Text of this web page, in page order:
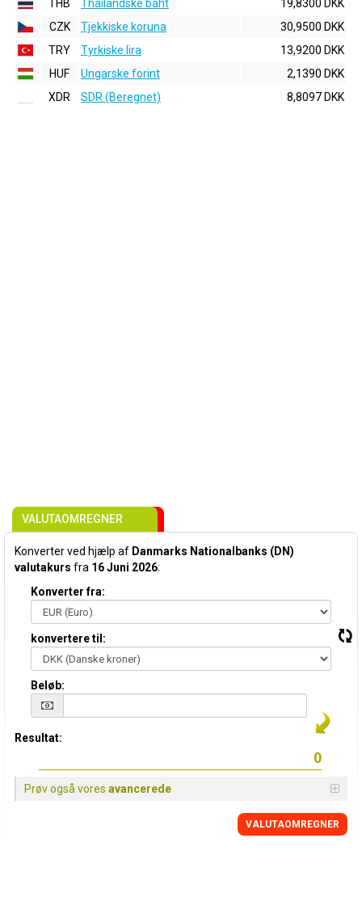
THB
Thailandske baht
19,8300 DKK
CZK
Tjekkiske koruna
30,9500 DKK
TRY
Tyrkiske lira
13,9200 DKK
HUF
Ungarske forint
2,1390 DKK
XDR
SDR (Beregnet) 8,8097 DKK
VALUTAOMREGNER
Konverter ved hjælp af Danmarks Nationalbanks (DN)
valutakurs fra 16 Juni 2026:
Konverter fra:
konvertere til:
Beløb:
Resultat:
Prøv også vores avancerede
VALUTAOMREGNER